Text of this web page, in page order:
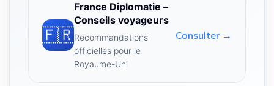
🇫🇷
France Diplomatie –
Conseils voyageurs
Recommandations
officielles pour le
Royaume-Uni
Consulter →